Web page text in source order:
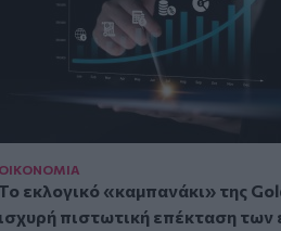
εκλογικό «καμπανάκι» της
πιστωτική επέκταση των